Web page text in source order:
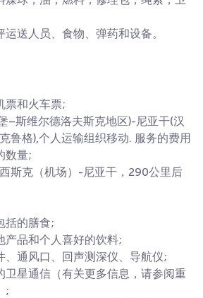
送人员、食物、弹药和设备。
票和火车票;
–斯维尔德洛夫斯克地区)-尼亚干(汉
鲁格),个人运输组织移动. 服务的费用
数量;
斯克（机场）-尼亚干，290公里后
括的膳食;
产品和个人喜好的饮料;
、通风口、回声测深仪、导航仪;
卫星通信（有关更多信息，请参阅重
;